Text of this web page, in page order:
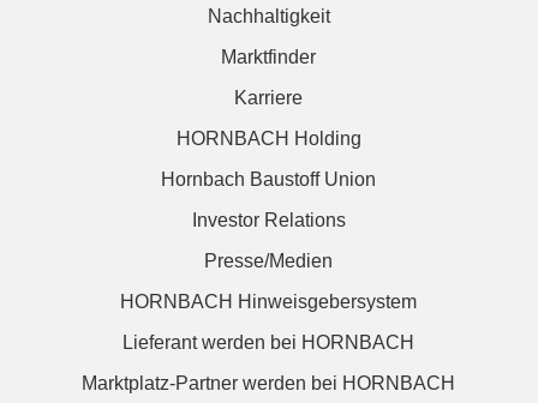
Nachhaltigkeit
Marktfinder
Karriere
HORNBACH Holding
Hornbach Baustoff Union
Investor Relations
Presse/Medien
HORNBACH Hinweisgebersystem
Lieferant werden bei HORNBACH
Marktplatz-Partner werden bei HORNBACH